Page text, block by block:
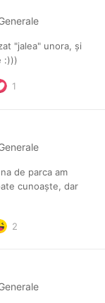
"jalea" unora, și
:)))
1
de parca am
cunoaște, dar
2